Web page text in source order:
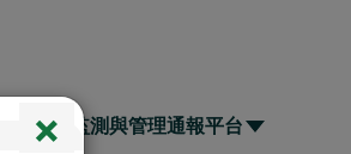
防疫健康監測與管理通報平台
×